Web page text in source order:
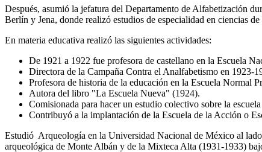
Después, asumió la jefatura del Departamento de Alfabetización
Berlín y Jena, donde realizó estudios de especialidad en ciencias
En materia educativa realizó las siguientes actividades:
De 1921 a 1922 fue profesora de castellano en la Escuela
Directora de la Campaña Contra el Analfabetismo en 1923-
Profesora de historia de la educación en la Escuela Normal
Autora del libro "La Escuela Nueva" (1924).
Comisionada para hacer un estudio colectivo sobre la
Contribuyó a la implantación de la Escuela de la Acción o
Estudió Arqueología en la Universidad Nacional de México al
arqueológica de Monte Albán y de la Mixteca Alta (1931-1933)